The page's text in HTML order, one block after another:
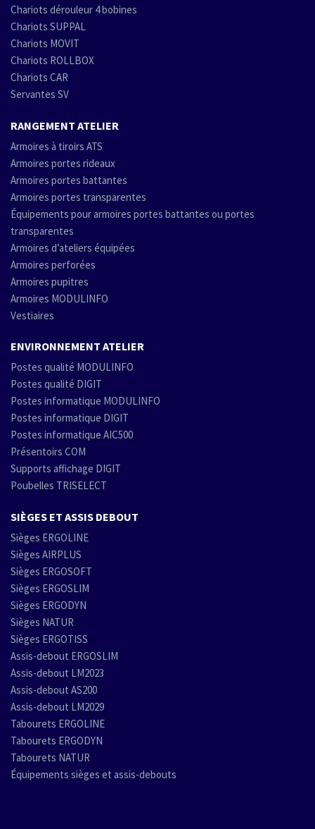
Chariots dérouleur 4 bobines
Chariots SUPPAL
Chariots MOVIT
Chariots ROLLBOX
Chariots CAR
Servantes SV
RANGEMENT ATELIER
Armoires à tiroirs ATS
Armoires portes rideaux
Armoires portes battantes
Armoires portes transparentes
Équipements pour armoires portes battantes ou portes
transparentes
Armoires d’ateliers équipées
Armoires perforées
Armoires pupitres
Armoires MODULINFO
Vestiaires
ENVIRONNEMENT ATELIER
Postes qualité MODULINFO
Postes qualité DIGIT
Postes informatique MODULINFO
Postes informatique DIGIT
Postes informatique AIC500
Présentoirs COM
Supports affichage DIGIT
Poubelles TRISELECT
SIÈGES ET ASSIS DEBOUT
Sièges ERGOLINE
Sièges AIRPLUS
Sièges ERGOSOFT
Sièges ERGOSLIM
Sièges ERGODYN
Sièges NATUR
Sièges ERGOTISS
Assis-debout ERGOSLIM
Assis-debout LM2023
Assis-debout AS200
Assis-debout LM2029
Tabourets ERGOLINE
Tabourets ERGODYN
Tabourets NATUR
Équipements sièges et assis-debouts